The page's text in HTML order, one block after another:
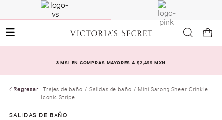
3 MSI EN COMPRAS MAYORES A $2,499 MXN
Regresar Trajes de baño Salidas de baño
Mini Sarong Sheer Crinkle
Iconic Stripe
SALIDAS DE BAÑO